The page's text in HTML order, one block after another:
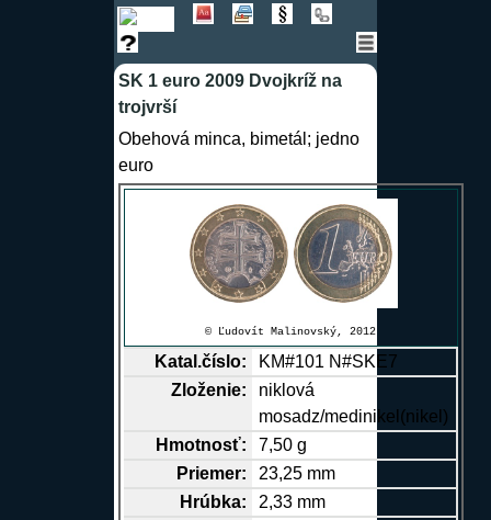
SK 1 euro 2009 Dvojkríž na
trojvrší
Obehová minca, bimetál; jedno
euro
© Ľudovít Malinovský, 2012
Katal.číslo:
KM#101 N#SKE7
Zloženie:
niklová
mosadz/medinikel(nikel)
Hmotnosť:
7,50 g
Priemer:
23,25 mm
Hrúbka:
2,33 mm